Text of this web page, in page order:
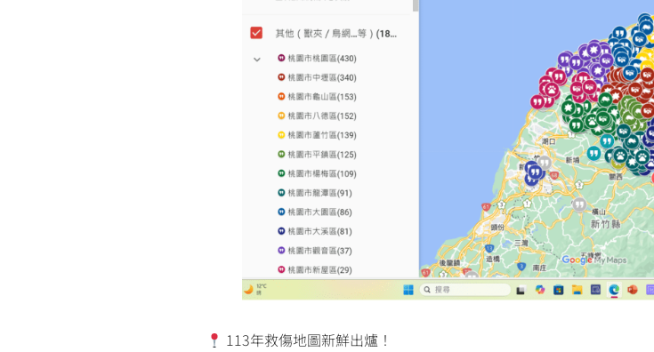
113年救傷地圖新鮮出爐！